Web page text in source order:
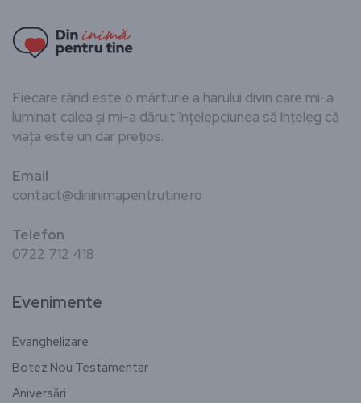
Fiecare rând este o mărturie a harului divin care mi-a
luminat calea și mi-a dăruit înțelepciunea să înțeleg că
viața este un dar prețios.
Email
contact@dininimapentrutine.ro
Telefon
0722 712 418
Evenimente
Evanghelizare
Botez Nou Testamentar
Aniversări